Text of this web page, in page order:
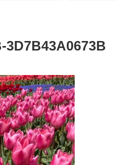
3D7B43A0673B